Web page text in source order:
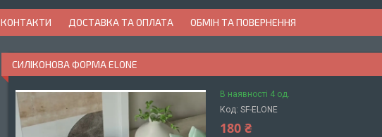
КОНТАКТИ ДОСТАВКА ТА ОПЛАТА ОБМІН ТА ПОВЕРНЕННЯ
СИЛІКОНОВА ФОРМА ELONE
В наявності 4 од.
Код: SF-ELONE
180 ₴